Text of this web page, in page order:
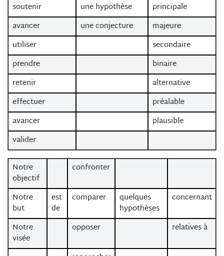
soutenir
une hypothèse
principale
avancer
une conjecture
majeure
utiliser
secondaire
prendre
binaire
retenir
alternative
effectuer
préalable
avancer
plausible
valider
Notre
objectif
confronter
Notre
but
est
de
comparer
quelques
hypothèses
concernant
Notre
visée
opposer relatives à